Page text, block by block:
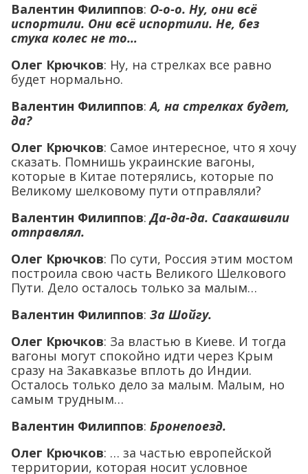
Валентин Филиппов: О-о-о. Ну, они всё
испортили. Они всё испортили. Не, без
стука колес не то…
Олег Крючков: Ну, на стрелках все равно
будет нормально.
Валентин Филиппов: А, на стрелках будет,
да?
Олег Крючков: Самое интересное, что я хочу
сказать. Помнишь украинские вагоны,
которые в Китае потерялись, которые по
Великому шелковому пути отправляли?
Валентин Филиппов: Да-да-да. Саакашвили
отправлял.
Олег Крючков: По сути, Россия этим мостом
построила свою часть Великого Шелкового
Пути. Дело осталось только за малым…
Валентин Филиппов: За Шойгу.
Олег Крючков: За властью в Киеве. И тогда
вагоны могут спокойно идти через Крым
сразу на Закавказье вплоть до Индии.
Осталось только дело за малым. Малым, но
самым трудным…
Валентин Филиппов: Бронепоезд.
Олег Крючков: … за частью европейской
территории, которая носит условное